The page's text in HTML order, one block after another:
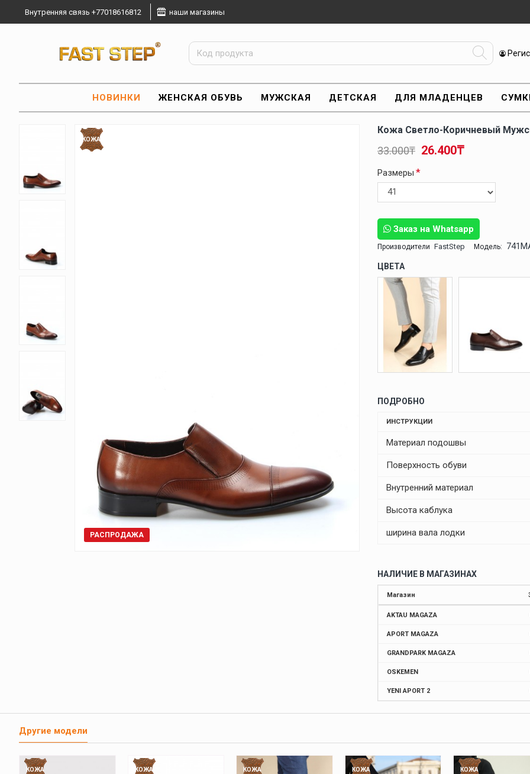
Внутренняя связь +77018616812 наши магазины
НОВИНКИ ЖЕНСКАЯ ОБУВЬ МУЖСКАЯ ДЕТСКАЯ ДЛЯ МЛАДЕНЦЕВ
КОЖА
РАСПРОДАЖА
Кожа Светло-Коричневый
Заказ на Whatsapp
Производители FastStep Модель:
26.400₸
33.000₸
Размеры
ЦВЕТА
ПОДРОБНО
ИНСТРУКЦИИ
Материал подошвы
Поверхность обуви
Внутренний материал
Высота каблука
ширина вала лодки
НАЛИЧИЕ В МАГАЗИНАХ
Магазин
AKTAU MAGAZA
APORT MAGAZA
GRANDPARK MAGAZA
OSKEMEN
YENI APORT 2
Другие модели
КОЖА КОЖА КОЖА КОЖА КОЖА